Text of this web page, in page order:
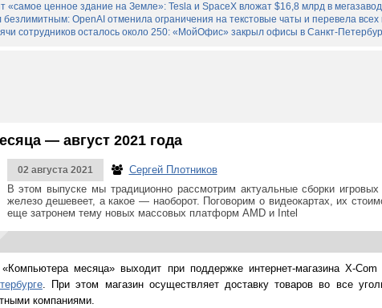
«самое ценное здание на Земле»: Tesla и SpaceX вложат $16,8 млрд в
безлимитным: OpenAI отменила ограничения на текстовые чаты и перевела всех
сотрудников осталось около 250: «МойОфис» закрыл офисы в Санкт-
— август 2021 года
02 августа 2021
Сергей Плотников
В этом выпуске мы традиционно рассмотрим актуальные сборки
железо дешевеет, а какое — наоборот. Поговорим о видеокартах, их
еще затронем тему новых массовых платформ AMD и Intel
месяца» выходит при поддержке интернет-магазина X-
. При этом магазин осуществляет доставку товаров во все
компаниями.